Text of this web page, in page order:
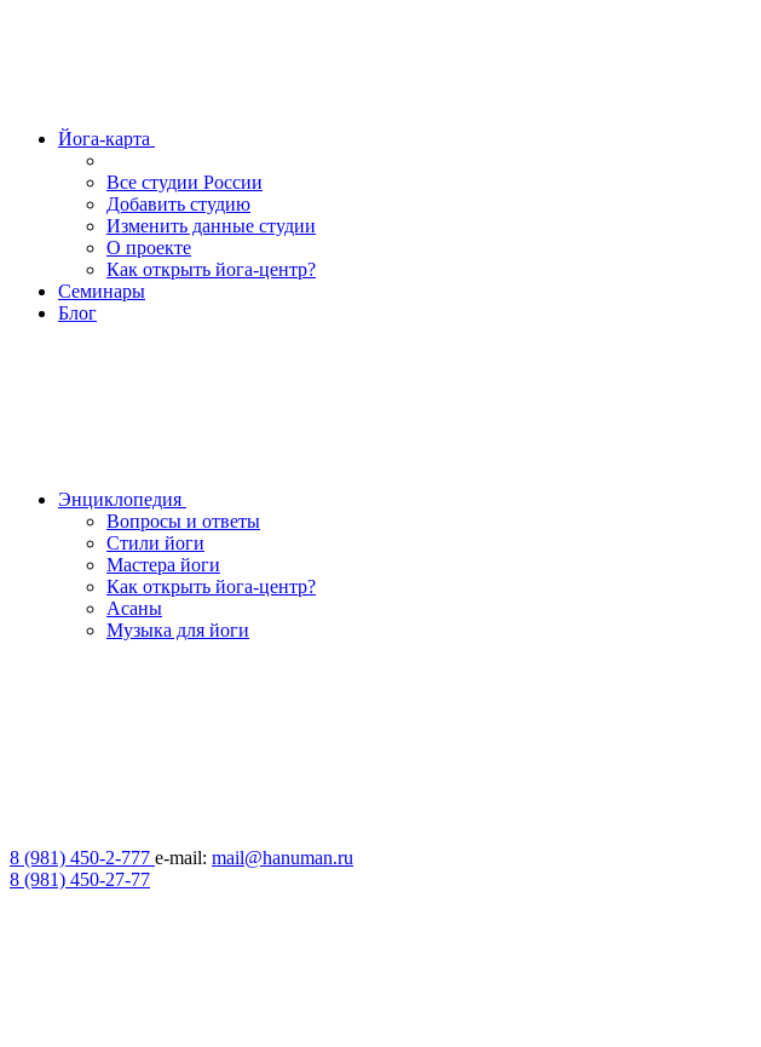
Йога-карта
Все студии России
Добавить студию
Изменить данные студии
О проекте
Как открыть йога-центр?
Семинары
Блог
Энциклопедия
Вопросы и ответы
Стили йоги
Мастера йоги
Как открыть йога-центр?
Асаны
Музыка для йоги
8 (981) 450-2-777 e-mail: mail@hanuman.ru
8 (981) 450-27-77